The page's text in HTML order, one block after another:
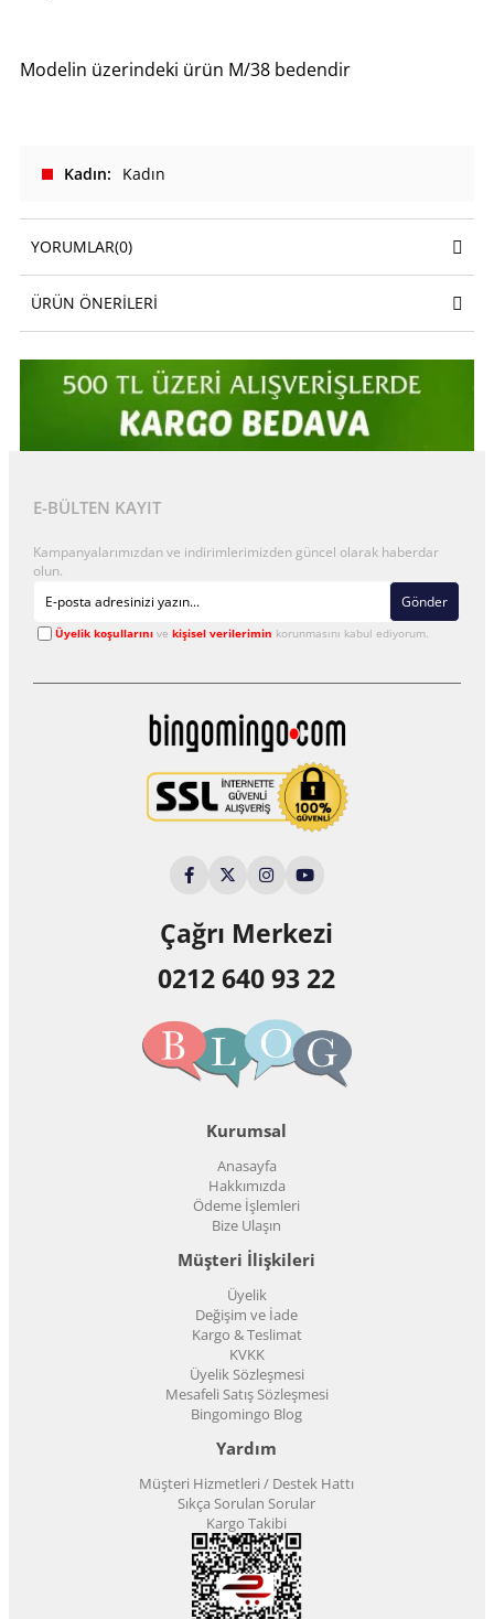
Modelin üzerindeki ürün M/38 bedendir
Kadın Kadın
YORUMLAR(0)
ÜRÜN ÖNERILERI
E-BÜLTEN KAYIT
Kampanyalarımızdan ve indirimlerimizden güncel olarak haberdar
olun.
Gönder
Üyelik koşullarınıve kişisel verilerimin korunmasını kabul ediyorum.
Çağrı Merkezi
0212 640 93 22
Kurumsal
Anasayfa
Hakkımızda
Ödeme İşlemleri
Bize Ulaşın
Müşteri İlişkileri
Üyelik
Değişim ve İade
Kargo & Teslimat
KVKK
Üyelik Sözleşmesi
Mesafeli Satış Sözleşmesi
Bingomingo Blog
Yardım
Müşteri Hizmetleri / Destek Hattı
Sıkça Sorulan Sorular
Kargo Takibi